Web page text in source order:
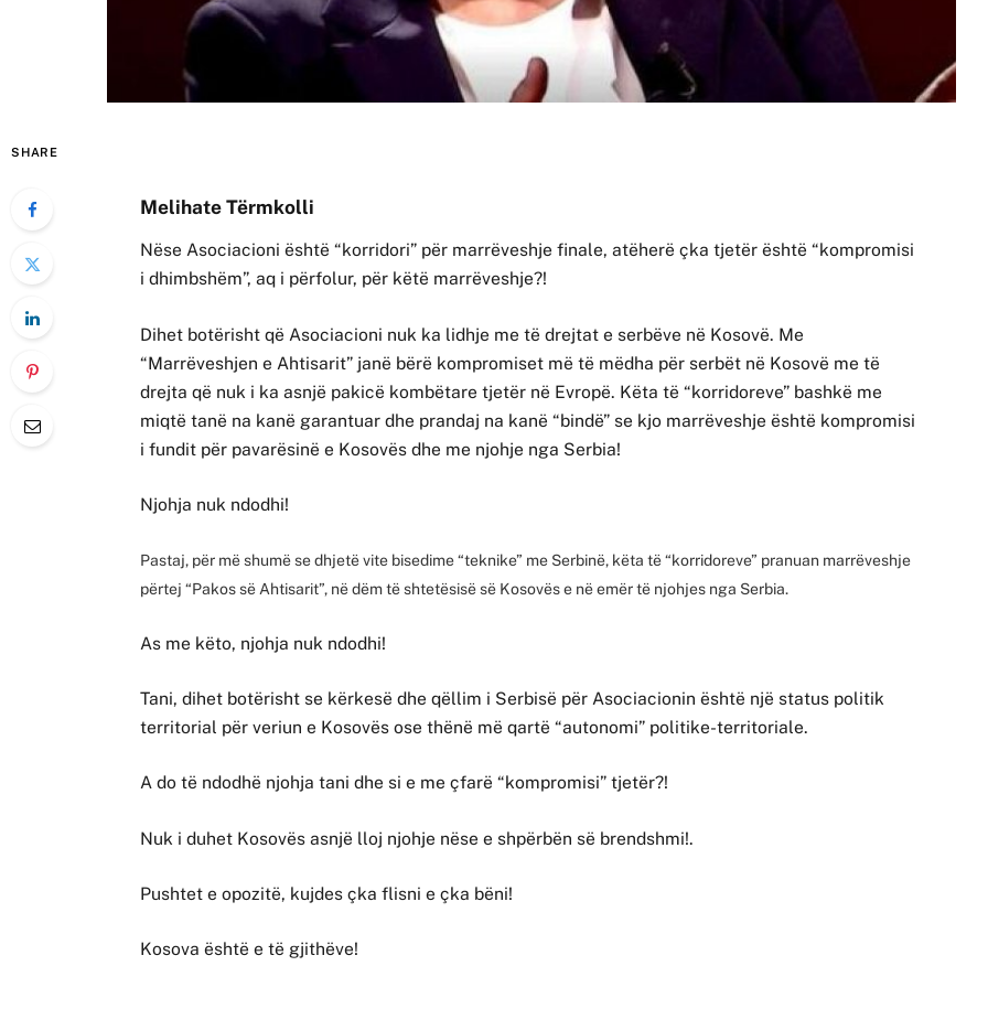
SHARE
Melihate Tërmkolli
Nëse Asociacioni është “korridori” për marrëveshje finale, atëherë çka tjetër është “kompromisi
i dhimbshëm”, aq i përfolur, për këtë marrëveshje?!
Dihet botërisht që Asociacioni nuk ka lidhje me të drejtat e serbëve në Kosovë. Me
“Marrëveshjen e Ahtisarit” janë bërë kompromiset më të mëdha për serbët në Kosovë me të
drejta që nuk i ka asnjë pakicë kombëtare tjetër në Evropë. Këta të “korridoreve” bashkë me
miqtë tanë na kanë garantuar dhe prandaj na kanë “bindë” se kjo marrëveshje është kompromisi
i fundit për pavarësinë e Kosovës dhe me njohje nga Serbia!
Njohja nuk ndodhi!
Pastaj, për më shumë se dhjetë vite bisedime “teknike” me Serbinë, këta të “korridoreve” pranuan marrëveshje
përtej “Pakos së Ahtisarit”, në dëm të shtetësisë së Kosovës e në emër të njohjes nga Serbia.
As me këto, njohja nuk ndodhi!
Tani, dihet botërisht se kërkesë dhe qëllim i Serbisë për Asociacionin është një status politik
territorial për veriun e Kosovës ose thënë më qartë “autonomi” politike-territoriale.
A do të ndodhë njohja tani dhe si e me çfarë “kompromisi” tjetër?!
Nuk i duhet Kosovës asnjë lloj njohje nëse e shpërbën së brendshmi!.
Pushtet e opozitë, kujdes çka flisni e çka bëni!
Kosova është e të gjithëve!